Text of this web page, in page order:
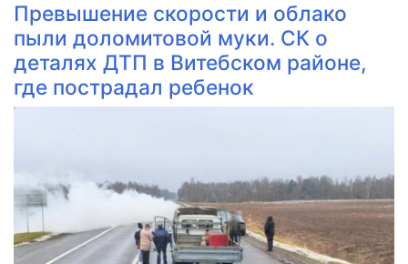
Превышение скорости и облако
пыли доломитовой муки. СК о
деталях ДТП в Витебском районе,
где пострадал ребенок